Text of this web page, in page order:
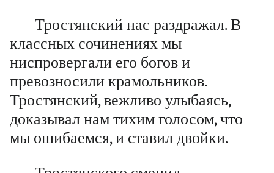
Тростянский нас раздражал. В
классных сочинениях мы
ниспровергали его богов и
превозносили крамольников.
Тростянский, вежливо улыбаясь,
доказывал нам тихим голосом, что
мы ошибаемся, и ставил двойки.